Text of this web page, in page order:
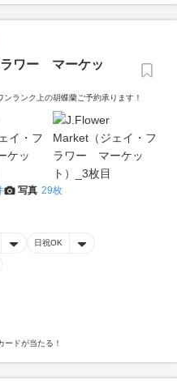
ワー マーケッ
ランク上の胡蝶蘭ご予約承ります！
写真 29枚
日祝OK
ドが当たる！